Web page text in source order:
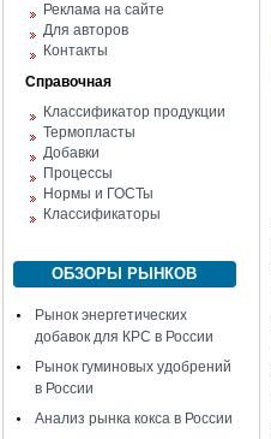
Реклама на сайте
Для авторов
Контакты
Справочная
Классификатор продукции
Термопласты
Добавки
Процессы
Нормы и ГОСТы
Классификаторы
ОБЗОРЫ РЫНКОВ
Рынок энергетических
добавок для КРС в России
Рынок гуминовых удобрений
в России
Анализ рынка кокса в России